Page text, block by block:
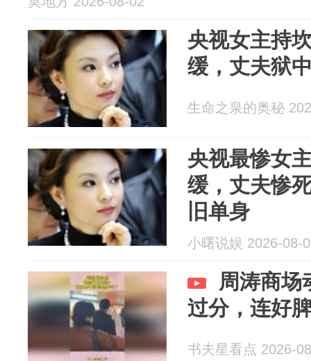
央视女主持
缓，丈夫狱
生命之泉的奥秘
央视最惨女
缓，丈夫惨
旧单身
小曙说娱 2026-08-
周涛商场
过分，连好
书夫星看点 2026-